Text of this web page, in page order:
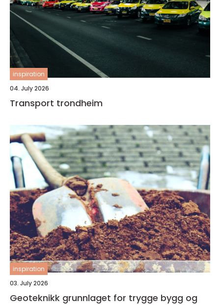
inspiration
04. July 2026
Transport trondheim
inspiration
03. July 2026
Geoteknikk grunnlaget for trygge bygg og